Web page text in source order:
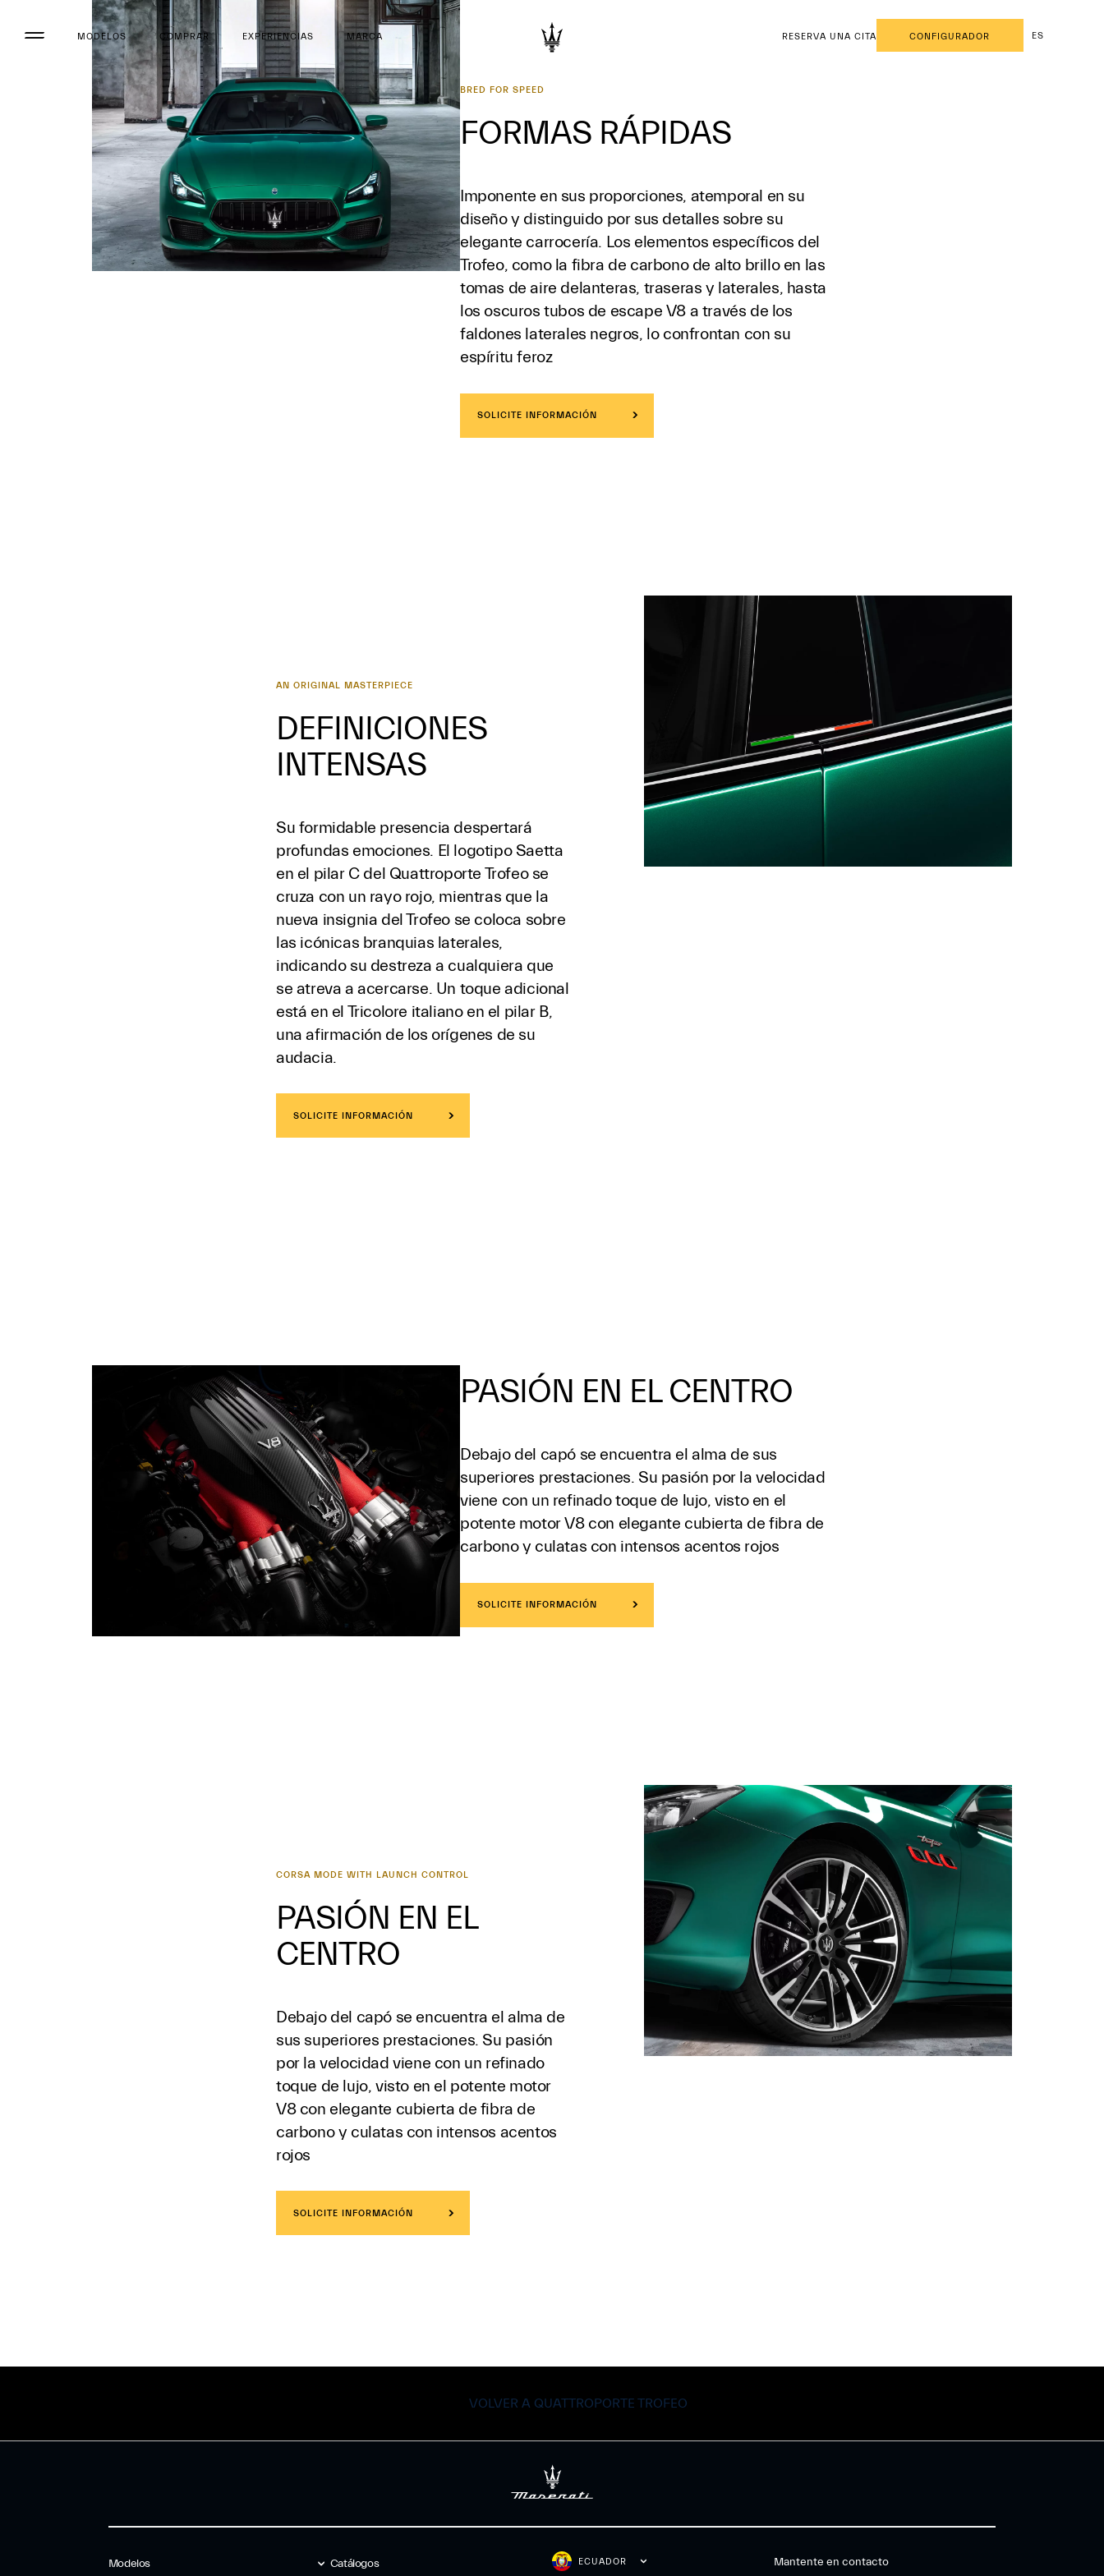
MODELOS COMPRAR EXPERIENCIAS MARCA RESERVA UNA CITA CONFIGURADOR ES
BRED FOR SPEED
FORMAS RÁPIDAS
Imponente en sus proporciones, atemporal en su
diseño y distinguido por sus detalles sobre su
elegante carrocería. Los elementos específicos del
Trofeo, como la fibra de carbono de alto brillo en las
tomas de aire delanteras, traseras y laterales, hasta
los oscuros tubos de escape V8 a través de los
faldones laterales negros, lo confrontan con su
espíritu feroz
SOLICITE INFORMACIÓN
AN ORIGINAL MASTERPIECE
DEFINICIONES
INTENSAS
Su formidable presencia despertará
profundas emociones. El logotipo Saetta
en el pilar C del Quattroporte Trofeo se
cruza con un rayo rojo, mientras que la
nueva insignia del Trofeo se coloca sobre
las icónicas branquias laterales,
indicando su destreza a cualquiera que
se atreva a acercarse. Un toque adicional
está en el Tricolore italiano en el pilar B,
una afirmación de los orígenes de su
audacia.
SOLICITE INFORMACIÓN
PASIÓN EN EL CENTRO
Debajo del capó se encuentra el alma de sus
superiores prestaciones. Su pasión por la velocidad
viene con un refinado toque de lujo, visto en el
potente motor V8 con elegante cubierta de fibra de
carbono y culatas con intensos acentos rojos
SOLICITE INFORMACIÓN
CORSA MODE WITH LAUNCH CONTROL
PASIÓN EN EL
CENTRO
Debajo del capó se encuentra el alma de
sus superiores prestaciones. Su pasión
por la velocidad viene con un refinado
toque de lujo, visto en el potente motor
V8 con elegante cubierta de fibra de
carbono y culatas con intensos acentos
rojos
SOLICITE INFORMACIÓN
VOLVER A QUATTROPORTE TROFEO
Modelos Catálogos ECUADOR Mantente en contacto